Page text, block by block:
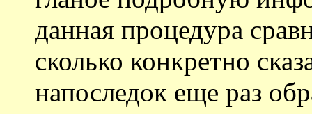
данная процедура
сколько конкретно
напоследок еще раз